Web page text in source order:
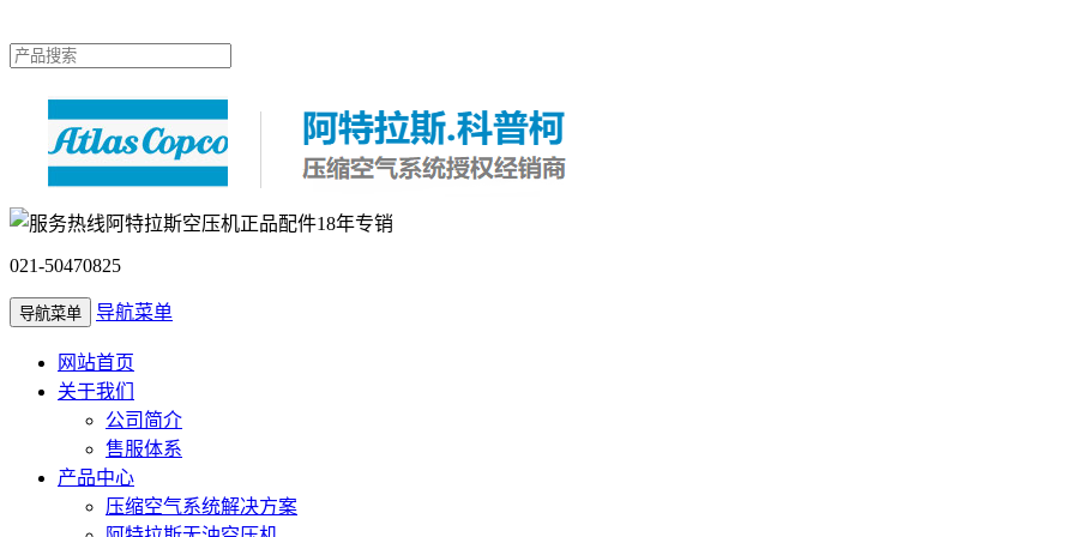
阿特拉斯空压机正品配件18年专销
021-50470825
导航菜单 导航菜单
网站首页
关于我们
公司简介
售服体系
产品中心
压缩空气系统解决方案